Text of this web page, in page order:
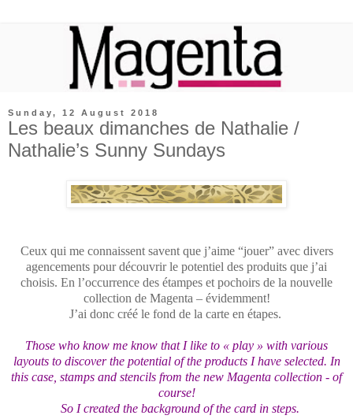
Sunday, 12 August 2018
Les beaux dimanches de Nathalie /
Nathalie’s Sunny Sundays
Ceux qui me connaissent savent que j’aime “jouer” avec divers
agencements pour découvrir le potentiel des produits que j’ai
choisis. En l’occurrence des étampes et pochoirs de la nouvelle
collection de Magenta – évidemment!
J’ai donc créé le fond de la carte en étapes.
Those who know me know that I like to « play » with various
layouts to discover the potential of the products I have selected. In
this case, stamps and stencils from the new Magenta collection - of
course!
So I created the background of the card in steps.